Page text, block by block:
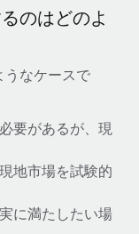
Xeroの統合お
契約社員管理
る規模の企業が
のはどのよ
うなケースで
要があるが、現
地市場を試験的
に満たしたい場